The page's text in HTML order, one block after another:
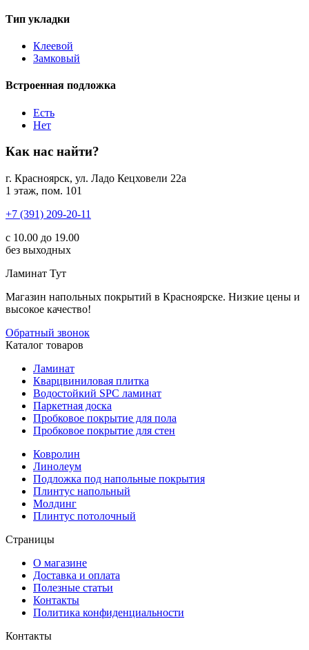
Тип укладки
Клеевой
Замковый
Встроенная подложка
Есть
Нет
Как нас найти?
г. Красноярск, ул. Ладо Кецховели 22а
1 этаж, пом. 101
+7 (391) 209-20-11
с 10.00 до 19.00
без выходных
Ламинат Тут
Магазин напольных покрытий в Красноярске. Низкие цены и
высокое качество!
Обратный звонок
Каталог товаров
Ламинат
Кварцвиниловая плитка
Водостойкий SPC ламинат
Паркетная доска
Пробковое покрытие для пола
Пробковое покрытие для стен
Ковролин
Линолеум
Подложка под напольные покрытия
Плинтус напольный
Молдинг
Плинтус потолочный
Страницы
О магазине
Доставка и оплата
Полезные статьи
Контакты
Политика конфиденциальности
Контакты